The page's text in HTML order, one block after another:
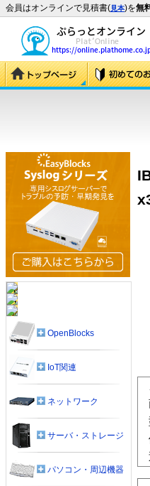
会員はオンラインで見積書(見本)を無
OpenBlocks
IoT関連
ネットワーク
サーバ・ストレージ
パソコン・周辺機器